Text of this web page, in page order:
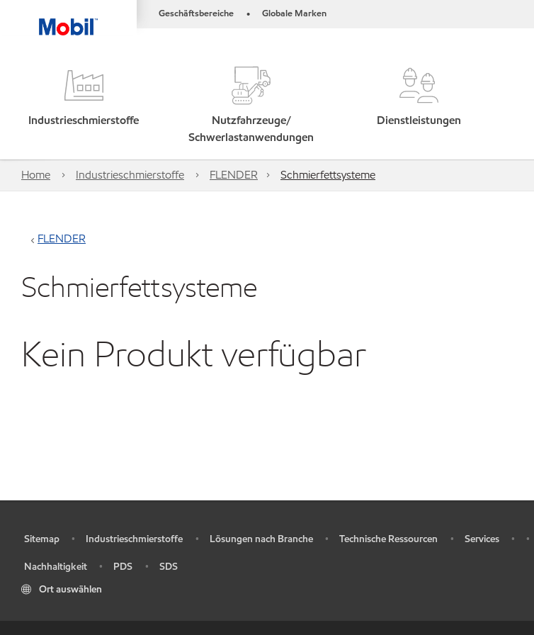
Geschäftsbereiche • Globale Marken
Industrieschmierstoffe
Nutzfahrzeuge/
Schwerlastanwendungen
Dienstleistungen
Home Industrieschmierstoffe FLENDER Schmierfettsysteme
FLENDER
Schmierfettsysteme
Kein Produkt verfügbar
Sitemap • Industrieschmierstoffe • Lösungen nach Branche • Technische Ressourcen • Services • •
Nachhaltigkeit • PDS •
SDS
Ort auswählen